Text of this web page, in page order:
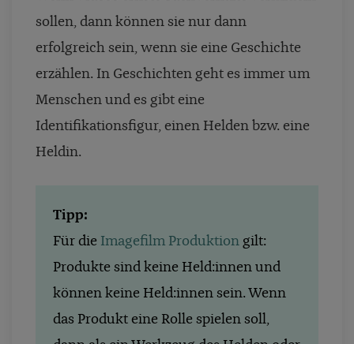
sollen, dann können sie nur dann
erfolgreich sein, wenn sie eine Geschichte
erzählen. In Geschichten geht es immer um
Menschen und es gibt eine
Identifikationsfigur, einen Helden bzw. eine
Heldin.
Tipp:
Für die Imagefilm Produktion gilt:
Produkte sind keine Held:innen und
können keine Held:innen sein. Wenn
das Produkt eine Rolle spielen soll,